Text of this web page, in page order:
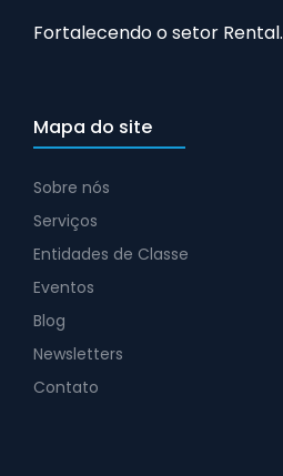
Fortalecendo o setor Rental.
Mapa do site
Sobre nós
Serviços
Entidades de Classe
Eventos
Blog
Newsletters
Contato